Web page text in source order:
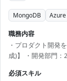
MongoDB Azure
職務内容
・プロダクト開発
成)】 ・開発部門：
必須スキル